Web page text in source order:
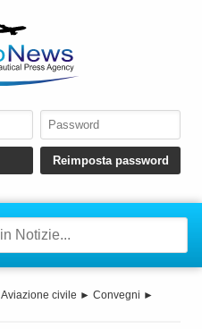
Aviazione civile ► Convegni ►